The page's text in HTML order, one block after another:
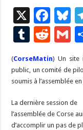
X
F
ac
e
b
o
o
k
u
T
m
bl
r
R
d
di
t
G
m
ai
l
(CorseMatin) Un site
public, un comité de
soumis à l’assemblée
La dernière session de
l’assemblée de Corse
d’accomplir un pas de